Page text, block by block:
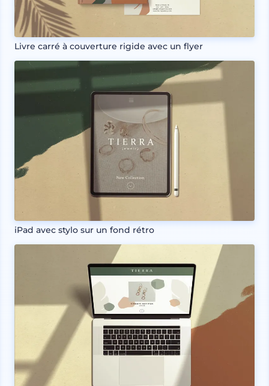
Livre carré à couverture rigide avec un flyer
iPad avec stylo sur un fond rétro